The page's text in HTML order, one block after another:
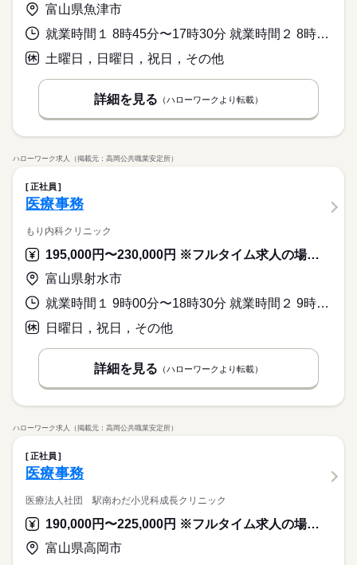
富山県魚津市
就業時間１ 8時45分〜17時30分 就業時間２ 8時00分〜16時45分 就業時間に関する特記事項 ※特記事項参照
土曜日，日曜日，祝日，その他
詳細を見る （ハローワークより転載）
ハローワーク求人（掲載元：高岡公共職業安定所）
正社員
医療事務
もり内科クリニック
195,000円〜230,000円 ※フルタイム求人の場合は月額（換算額）、パート求人の場合は時間額を表示しています。
富山県射水市
就業時間１ 9時00分〜18時30分 就業時間２ 9時00分〜13時00分 就業時間に関する特記事項 ＊（２）木曜日・土曜日
日曜日，祝日，その他
詳細を見る （ハローワークより転載）
ハローワーク求人（掲載元：高岡公共職業安定所）
正社員
医療事務
医療法人社団 駅南わだ小児科成長クリニック
190,000円〜225,000円 ※フルタイム求人の場合は月額（換算額）、パート求人の場合は時間額を表示しています。
富山県高岡市